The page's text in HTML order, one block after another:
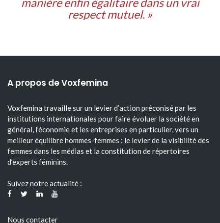
respect mutuel. »
A propos de Voxfemina
Voxfemina travaille sur un levier d’action préconisé par les
institutions internationales pour faire évoluer la société en
général, l’économie et les entreprises en particulier, vers un
meilleur équilibre hommes-femmes : le levier de la visibilité des
femmes dans les médias et la constitution de répertoires
d’experts féminins.
Suivez notre actualité :
Nous contacter